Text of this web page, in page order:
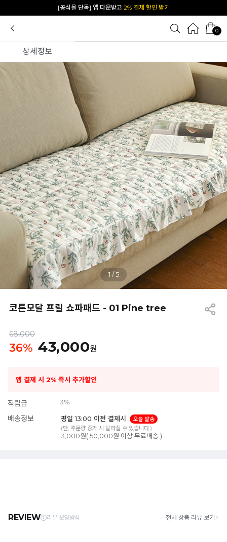
카카오 플친 추가하면1천원 즉시 할인 쿠폰
0
상세정보
1 /5
코튼모달 프릴 쇼파패드 - 01 Pine tree
68,000
36% 43,000원
앱 결제 시 2% 즉시 추가할인
적립금 3%
배송정보 평일 13:00 이전 결제시
오늘 발송
(단, 주문량 증가 시 달라질 수 있습니다.)
3,000원( 50,000원 이상 무료배송 )